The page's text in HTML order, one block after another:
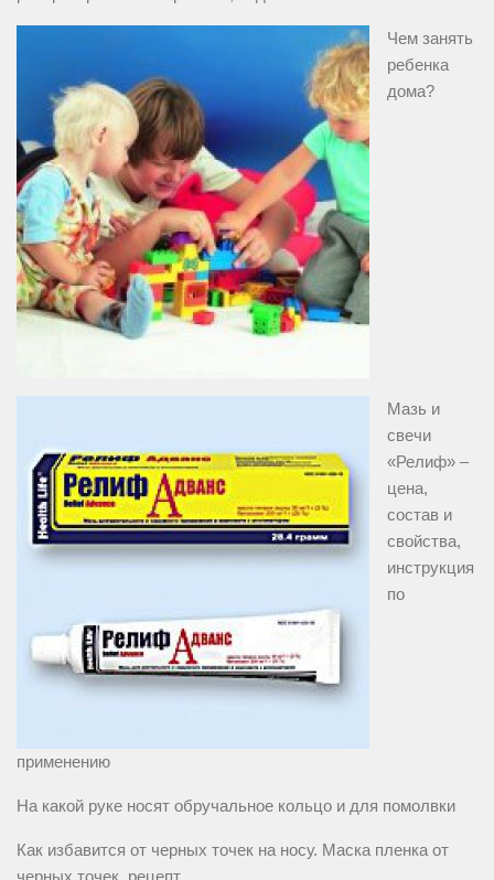
Чем занять
ребенка
дома?
Мазь и
свечи
«Релиф» –
цена,
состав и
свойства,
инструкция
по
применению
На какой руке носят обручальное кольцо и для помолвки
Как избавится от черных точек на носу. Маска пленка от